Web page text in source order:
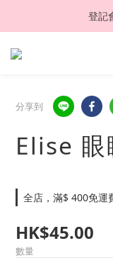
登記
分享到
Elise
全店，滿$ 400免運
HK$45.00
數量